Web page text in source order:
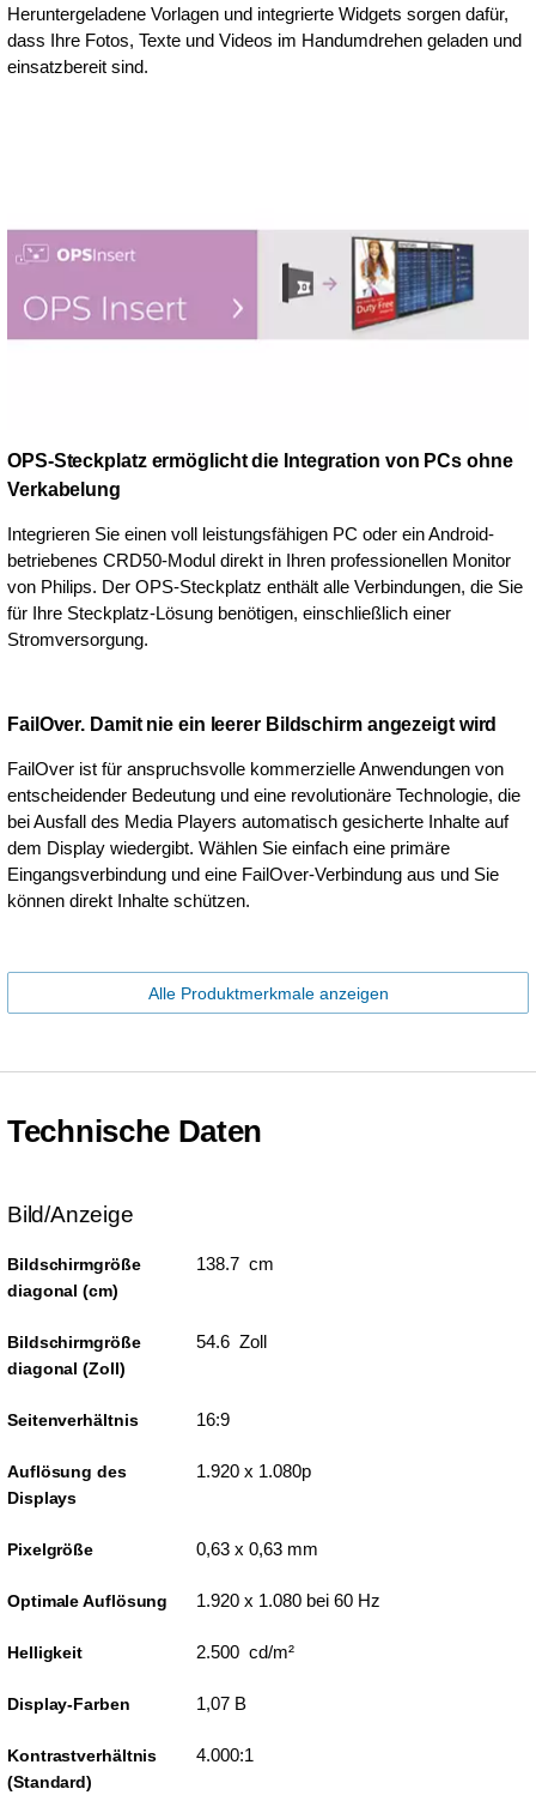
Heruntergeladene Vorlagen und integrierte Widgets sorgen dafür,
dass Ihre Fotos, Texte und Videos im Handumdrehen geladen und
einsatzbereit sind.
OPS-Steckplatz ermöglicht die Integration von PCs ohne
Verkabelung
Integrieren Sie einen voll leistungsfähigen PC oder ein Android-
betriebenes CRD50-Modul direkt in Ihren professionellen Monitor
von Philips. Der OPS-Steckplatz enthält alle Verbindungen, die Sie
für Ihre Steckplatz-Lösung benötigen, einschließlich einer
Stromversorgung.
FailOver. Damit nie ein leerer Bildschirm angezeigt wird
FailOver ist für anspruchsvolle kommerzielle Anwendungen von
entscheidender Bedeutung und eine revolutionäre Technologie, die
bei Ausfall des Media Players automatisch gesicherte Inhalte auf
dem Display wiedergibt. Wählen Sie einfach eine primäre
Eingangsverbindung und eine FailOver-Verbindung aus und Sie
können direkt Inhalte schützen.
Alle Produktmerkmale anzeigen
Technische Daten
Bild/Anzeige
Bildschirmgröße
diagonal (cm)
138.7 cm
Bildschirmgröße
diagonal (Zoll)
54.6 Zoll
Seitenverhältnis 16:9
Auflösung des
Displays
1.920 x 1.080p
Pixelgröße 0,63 x 0,63 mm
Optimale Auflösung 1.920 x 1.080 bei 60 Hz
Helligkeit 2.500 cd/m²
Display-Farben 1,07 B
Kontrastverhältnis
(Standard)
4.000:1